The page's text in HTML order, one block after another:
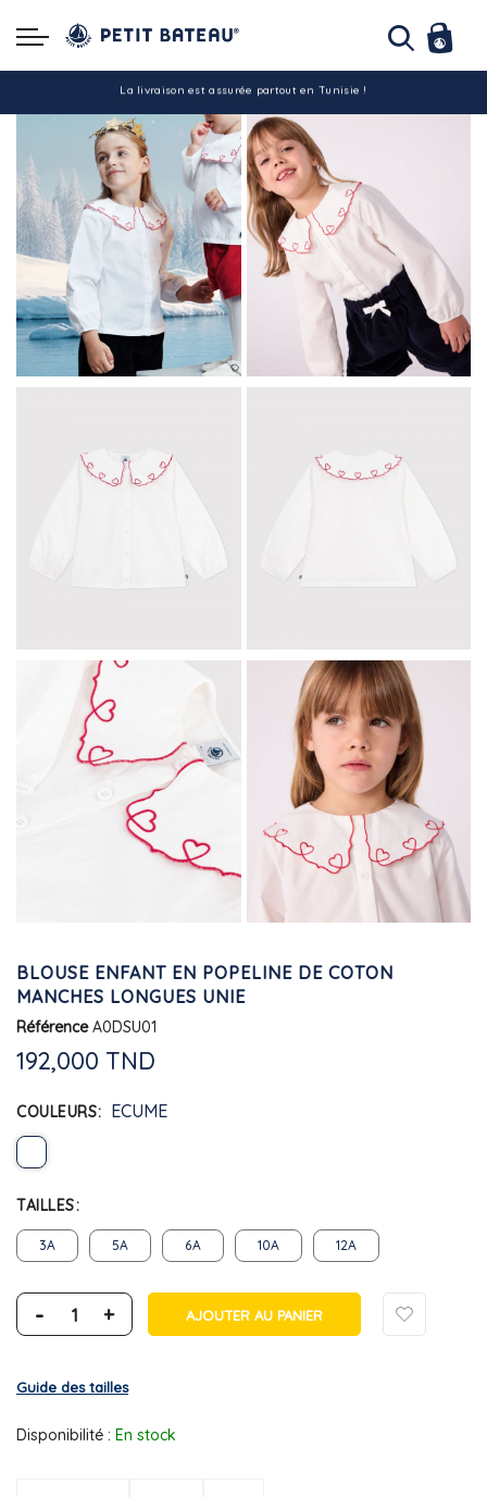
La livraison est assurée partout en Tunisie !
-10% pour tout paiement par carte bancaire (hors promo)
BLOUSE ENFANT EN POPELINE DE COTON
MANCHES LONGUES UNIE
Référence A0DSU01
192,000 TND
COULEURS ECUME
TAILLES
3A 5A 6A 10A 12A
- + AJOUTER AU PANIER
Guide des tailles
Disponibilité : En stock